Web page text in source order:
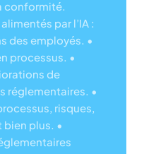
par l’IA :
des employés.•
processus.•
de
réglementaires.
risques,
bien plus. •